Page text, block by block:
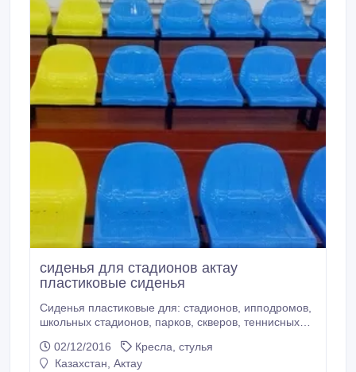
сиденья для стадионов актау
пластиковые сиденья
Сиденья пластиковые для: стадионов, ипподромов,
школьных стадионов, парков, скверов, теннисных
459мм 2) Высота спинки: 319 мм 3) Глубина
сиденья: 409 мм 4) Два крепежных отверстия
02/12/2016
Кресла, стулья
Казахстан, Актау